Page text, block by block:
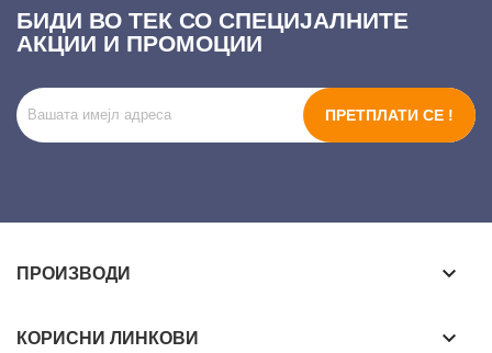
БИДИ ВО ТЕК СО СПЕЦИЈАЛНИТЕ
АКЦИИ И ПРОМОЦИИ
ПРЕТПЛАТИ СЕ !
ПРОИЗВОДИ keyboard_arrow_down
КОРИСНИ ЛИНКОВИ keyboard_arrow_down